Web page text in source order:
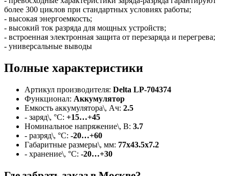
более 300 циклов при стандартных условиях работы;
- высокая энергоемкость;
- высокий ток разряда для мощных устройств;
- встроенная электронная защита от перезаряда и перегрева;
- универсальные выводы
Полные характеристики
Артикул производителя: Delta LP-704374
Функционал: Аккумулятор
Емкость аккумулятора\, Ач: 2.5
- заряд\, °C: +15…+45
Номинальное напряжение\, В: 3.7
- разряд\, °C: -20…+60
Габаритные размеры\, мм: 77х43.5х7.2
- хранение\, °C: -20…+30